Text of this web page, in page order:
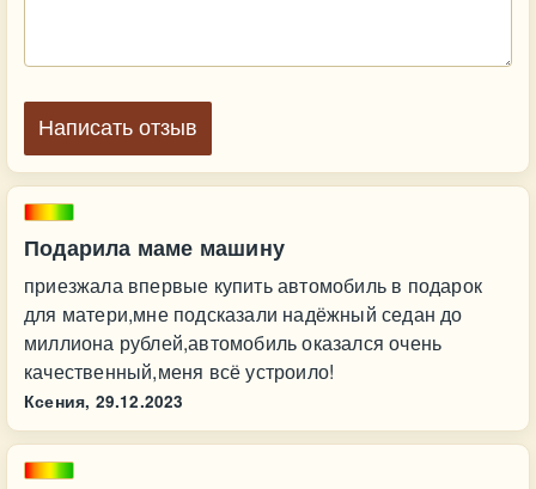
Подарила маме машину
приезжала впервые купить автомобиль в подарок
для матери,мне подсказали надёжный седан до
миллиона рублей,автомобиль оказался очень
качественный,меня всё устроило!
Ксения, 29.12.2023
Написать отзыв